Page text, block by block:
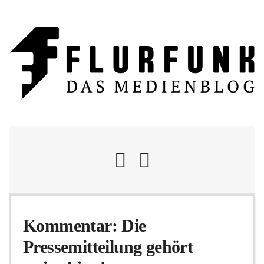
Nachrichten
Flurschelte
Kommentar: Die
Pressemitteilung gehört